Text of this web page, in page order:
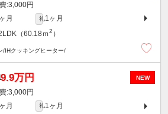
3,000円
月 礼1ヶ月
（60.18ｍ2 ）
/IHクッキングヒーター/
NEW
9.9万円
3,000円
月 礼1ヶ月